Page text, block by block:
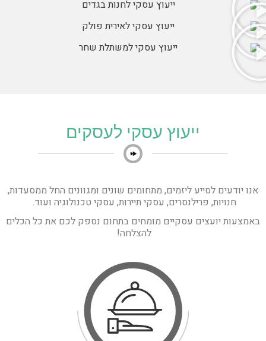
ייעוץ עסקי לעסקים
אנו יודעים לסייע ליזמים, מתחומים שונים ומגוונים החל ממסעדות,
חנויות, פרילנסרים, עסקי תיירות, עסקי טכנולוגיה ועוד.
באמצעות יועצים עסקיים מומחים בתחום נספק לכם את כל הכלים
להצלחה!